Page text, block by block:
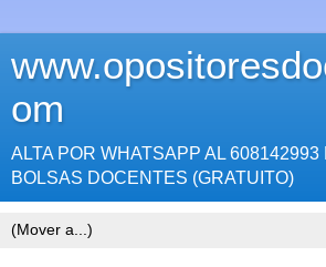
om
ALTA POR WHATSAPP AL 608142993
BOLSAS DOCENTES (GRATUITO)